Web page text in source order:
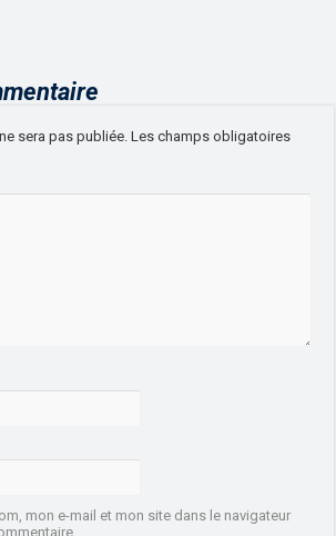
sera pas publiée. Les champs obligatoires
mon e-mail et mon site dans le navigateur